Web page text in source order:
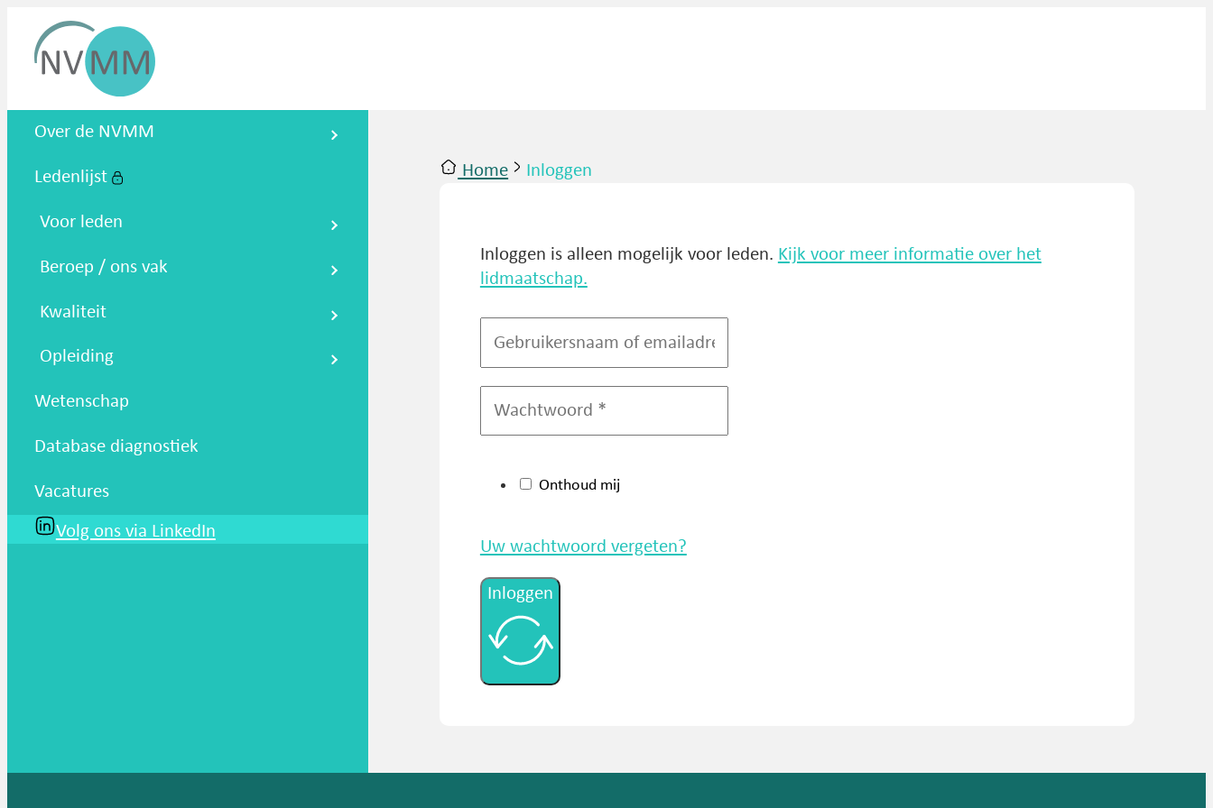
Nederlandse Vereniging voor
Over de NVMM
Ledenlijst
Voor leden
Beroep / ons vak
Kwaliteit
Opleiding
Wetenschap
Database diagnostiek
Vacatures
Volg ons via LinkedIn
Home Inloggen
Inloggen is alleen mogelijk voor leden. Kijk voor meer informatie over het
lidmaatschap.
Onthoud mij
Uw wachtwoord vergeten?
Inloggen